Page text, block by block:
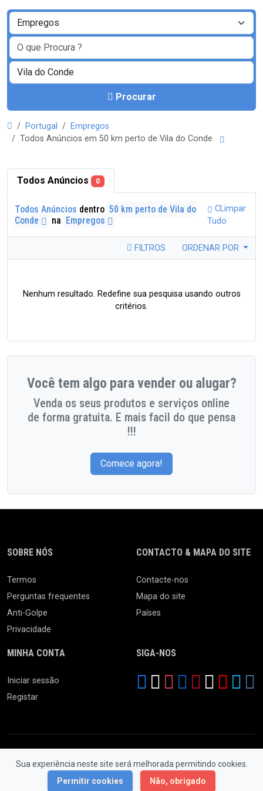
Procurar
Portugal
Empregos
Todos Anúncios em 50 km perto de Vila do Conde
Todos Anúncios 0
Todos Anúncios dentro 50 km perto de Vila do
Conde
na Empregos
CLimpar
Tudo
FILTROS ORDENAR POR
Nenhum resultado. Redefine sua pesquisa usando outros
critérios.
Você tem algo para vender ou alugar?
Venda os seus produtos e serviços online
de forma gratuita. E mais facil do que pensa
!!!
Comece agora!
Sua experiência neste site será melhorada permitindo cookies.
Permitir cookies
Não, obrigado
SOBRE NÓS
Termos
Perguntas frequentes
Anti-Golpe
Privacidade
CONTACTO & MAPA DO SITE
Contacte-nos
Mapa do site
Países
MINHA CONTA
Iniciar sessão
Registar
SIGA-NOS
© 2026 Feira da Ladra. Todos os Direitos Reservados.